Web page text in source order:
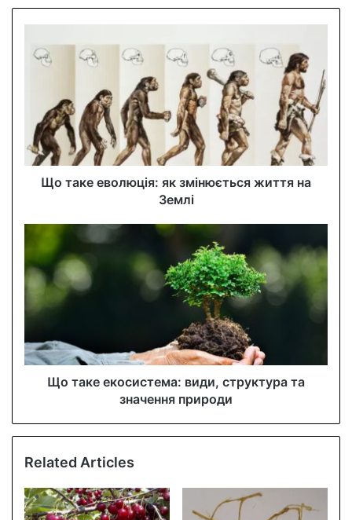
a
s
Що таке еволюція: як змінюється життя на
Землі
Що таке екосистема: види, структура та
значення природи
Related Articles